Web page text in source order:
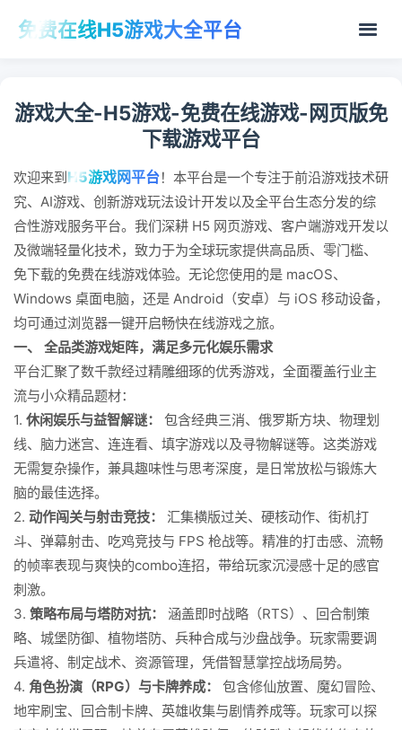
免费在线H5游戏大全平台
游戏大全-H5游戏-免费在线游戏-网页版免
下载游戏平台
欢迎来到H5游戏网平台！本平台是一个专注于前沿游戏技术研
究、AI游戏、创新游戏玩法设计开发以及全平台生态分发的综
合性游戏服务平台。我们深耕 H5 网页游戏、客户端游戏开发以
及微端轻量化技术，致力于为全球玩家提供高品质、零门槛、
免下载的免费在线游戏体验。无论您使用的是 macOS、
Windows 桌面电脑，还是 Android（安卓）与 iOS 移动设备，
均可通过浏览器一键开启畅快在线游戏之旅。
一、 全品类游戏矩阵，满足多元化娱乐需求
平台汇聚了数千款经过精雕细琢的优秀游戏，全面覆盖行业主
流与小众精品题材：
1. 休闲娱乐与益智解谜：
包含经典三消、俄罗斯方块、物理划
线、脑力迷宫、连连看、填字游戏以及寻物解谜等。这类游戏
无需复杂操作，兼具趣味性与思考深度，是日常放松与锻炼大
脑的最佳选择。
2. 动作闯关与射击竞技：
汇集横版过关、硬核动作、街机打
斗、弹幕射击、吃鸡竞技与 FPS 枪战等。精准的打击感、流畅
的帧率表现与爽快的combo连招，带给玩家沉浸感十足的感官
刺激。
3. 策略布局与塔防对抗：
涵盖即时战略（RTS）、回合制策
略、城堡防御、植物塔防、兵种合成与沙盘战争。玩家需要调
兵遣将、制定战术、资源管理，凭借智慧掌控战场局势。
4. 角色扮演（RPG）与卡牌养成：
包含修仙放置、魔幻冒险、
地牢刷宝、回合制卡牌、英雄收集与剧情养成等。玩家可以探